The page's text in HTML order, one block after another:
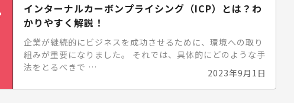
インターナルカーボンプライシング（ICP）とは？わ
かりやすく解説！
2023年9月1日
企業が継続的にビジネスを成功させるために、環境への取り
組みが重要になりました。 それでは、具体的にどのような手
法をとるべきで …